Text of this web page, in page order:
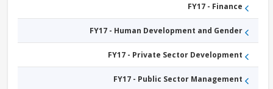
FY17 - Finance
FY17 - Human Development and Gender
FY17 - Private Sector Development
FY17 - Public Sector Management